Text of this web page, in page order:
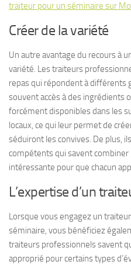
traiteur pour un séminaire sur
Créer de la variété
Un autre avantage du recours à
variété. Les traiteurs
repas qui répondent à différents
souvent accès à des ingrédients
forcément disponibles dans les
locaux, ce qui leur permet de
séduiront les convives. De plus,
compétents qui savent combiner
intéressante pour que chacun
L’expertise d’un
Lorsque vous engagez un
séminaire, vous bénéficiez
traiteurs professionnels savent
approprié pour certains types